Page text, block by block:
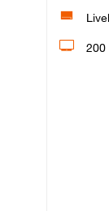
200